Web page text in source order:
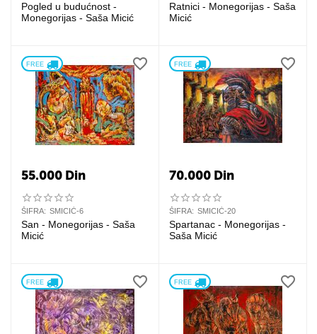
Pogled u budućnost -
Monegorijas - Saša Micić
Ratnici - Monegorijas - Saša
Micić
FREE
55.000 Din
ŠIFRA: SMICIĆ-6
San - Monegorijas - Saša
Micić
FREE
70.000 Din
ŠIFRA: SMICIĆ-20
Spartanac - Monegorijas -
Saša Micić
FREE FREE